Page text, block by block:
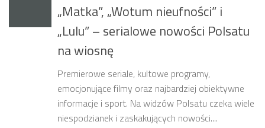
„Matka”, „Wotum nieufności” i
„Lulu” – serialowe nowości Polsatu
na wiosnę
Premierowe seriale, kultowe programy,
emocjonujące filmy oraz najbardziej obiektywne
informacje i sport. Na widzów Polsatu czeka wiele
niespodzianek i zaskakujących nowości....